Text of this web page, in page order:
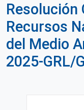
Resolución
Recursos
del Medio
2025-GRL/